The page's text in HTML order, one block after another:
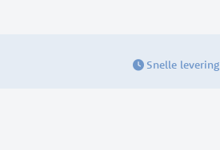
Snelle levering